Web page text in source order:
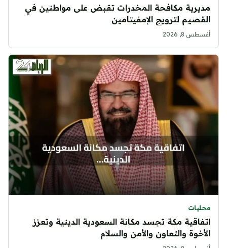
مديرية مكافحة المخدرات تقبض على مواطنين في
القصيم لترويج الإمفيتامين
أغسطس 8, 2026
محليات
اتفاقية مكة تجسد مكانة السعودية الدينية وتعزز
الأخوة والتعاون والأمن والسلام